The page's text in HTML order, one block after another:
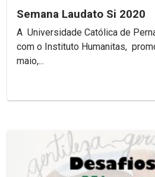
Semana Laudato Si 2020
A Universidade Católica de
com o Instituto Humanitas,
maio,...